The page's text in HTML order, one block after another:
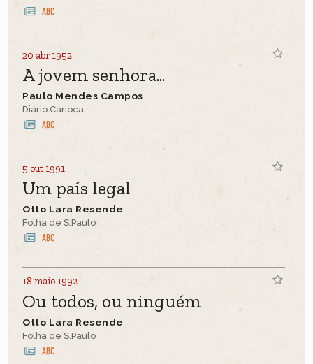
20 abr 1952
A jovem senhora...
Paulo Mendes Campos
Diário Carioca
5 out 1991
Um país legal
Otto Lara Resende
Folha de S.Paulo
18 maio 1992
Ou todos, ou ninguém
Otto Lara Resende
Folha de S.Paulo